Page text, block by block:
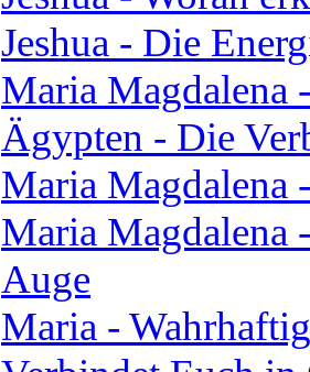
Jeshua - Die
Maria Magdalena
Ägypten - Die
Maria Magdalena
Maria Magdalena
Auge
Maria -